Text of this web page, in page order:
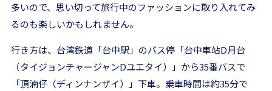
多いので、思い切って旅行中のファッションに取り入れてみ
るのも楽しいかもしれません。
行き方は、台湾鉄道「台中駅」のバス停「台中車站D月台
（タイジョンチャージャンDユエタイ）」から35番バスで
「頂湳仔（ディンナンザイ）」下車。乗車時間は約35分で